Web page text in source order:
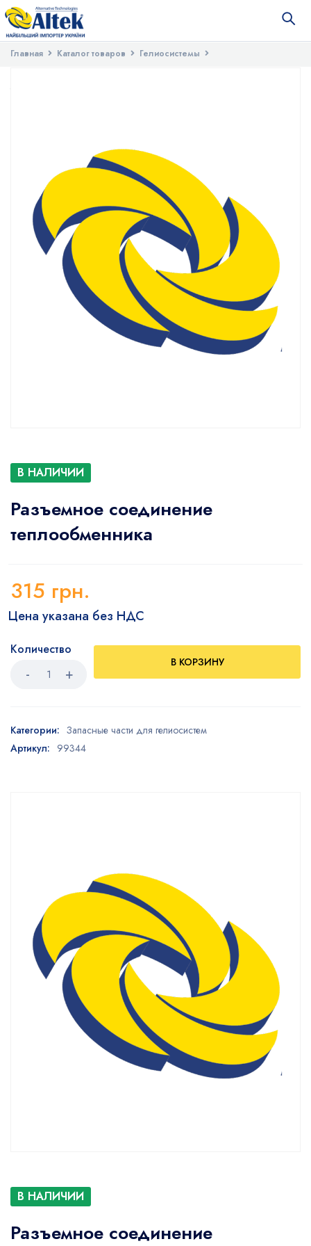
Главная Каталог товаров
Гелиосистемы
В НАЛИЧИИ
Разъемное соединение
теплообменника
315 грн.
Цена указана без НДС
Количество
В КОРЗИНУ
Категории: Запасные части для гелиосистем
Артикул: 99344
В НАЛИЧИИ
Разъемное соединение